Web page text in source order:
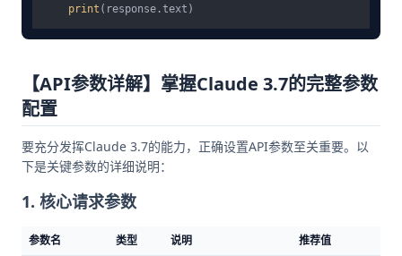
print
【API参数详解】掌握Claude 3.7的完整参数
配置
要充分发挥Claude 3.7的能力，正确设置API参数至关重要。以
下是关键参数的详细说明：
1. 核心请求参数
参数名 类型 说明 推荐值